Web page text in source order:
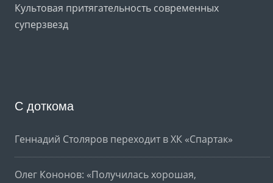
Культовая притягательность современных
суперзвезд
С доткома
Геннадий Столяров переходит в ХК «Спартак»
Олег Кононов: «Получилась хорошая,